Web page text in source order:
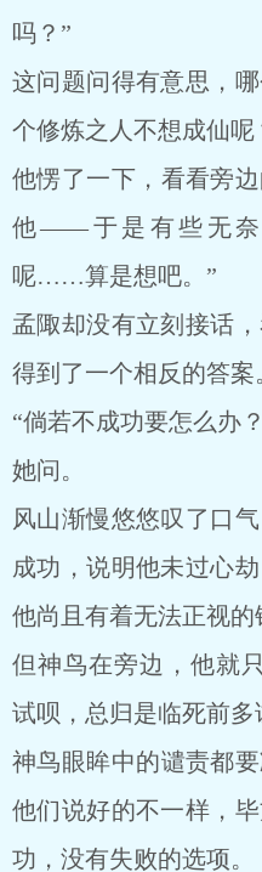
吗？”
这问题问得有意思，
个修炼之人不想成仙呢
他愣了一下，看看旁
他——于是有些无奈
呢……算是想吧。”
孟陬却没有立刻接话
得到了一个相反的答案
“倘若不成功要怎么办
她问。
风山渐慢悠悠叹了口
成功，说明他未过心
他尚且有着无法正视的
但神鸟在旁边，他就
试呗，总归是临死前多
神鸟眼眸中的谴责都
他们说好的不一样，
功，没有失败的选项。